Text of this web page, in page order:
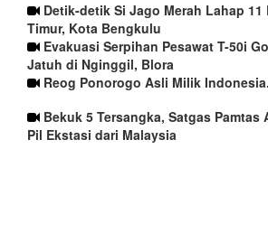
Detik-detik Si Jago Merah Lahap
Timur, Kota Bengkulu
Evakuasi Serpihan Pesawat T-50i
Jatuh di Nginggil, Blora
Reog Ponorogo Asli Milik
Bekuk 5 Tersangka, Satgas Pamtas
Pil Ekstasi dari Malaysia